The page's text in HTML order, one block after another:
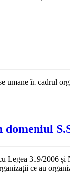
umane în cadrul
319/2006
ce au